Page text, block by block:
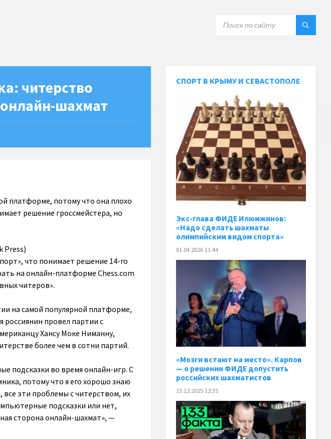
читерство
шахмат
платформе, потому что она плохо
решение гроссмейстера, но
Press)
что понимает решение 14-го
на онлайн-платформе Chess.com
читеров».
на самой популярной платформе,
россиянин провел партии с
Хансу Моке Ниманну,
более чем в сотни партий.
подсказки во время онлайн-игр. С
потому что я его хорошо знаю
все эти проблемы с читерством, их
подсказки или нет,
сторона онлайн-шахмат», —
СПОРТ В КРЫМУ И СЕВАСТОПОЛЕ
Экс-глава ФИДЕ Илюмжинов:
«Надо сделать шахматы
олимпийским видом спорта»
01.04.2026 11:44
«Мозги встают на место». Карпов
— о решении ФИДЕ допустить
российских шахматистов
13.12.2025 12:35